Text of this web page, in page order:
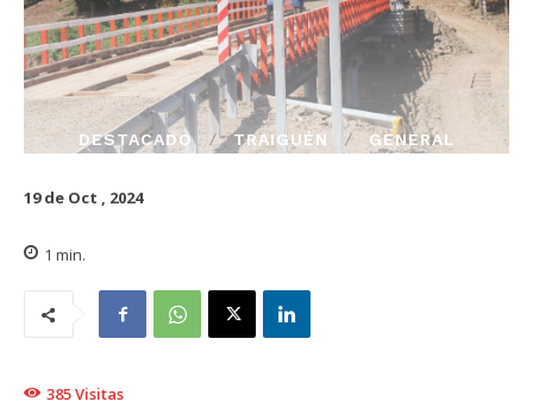
DESTACADO TRAIGUÉN GENERAL
19 de Oct , 2024
1 min.
385Visitas